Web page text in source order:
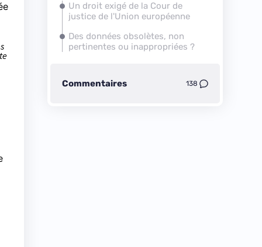
Un droit exigé de la Cour de
justice de l'Union européenne
Des données obsolètes, non
pertinentes ou inappropriées ?
Commentaires 138